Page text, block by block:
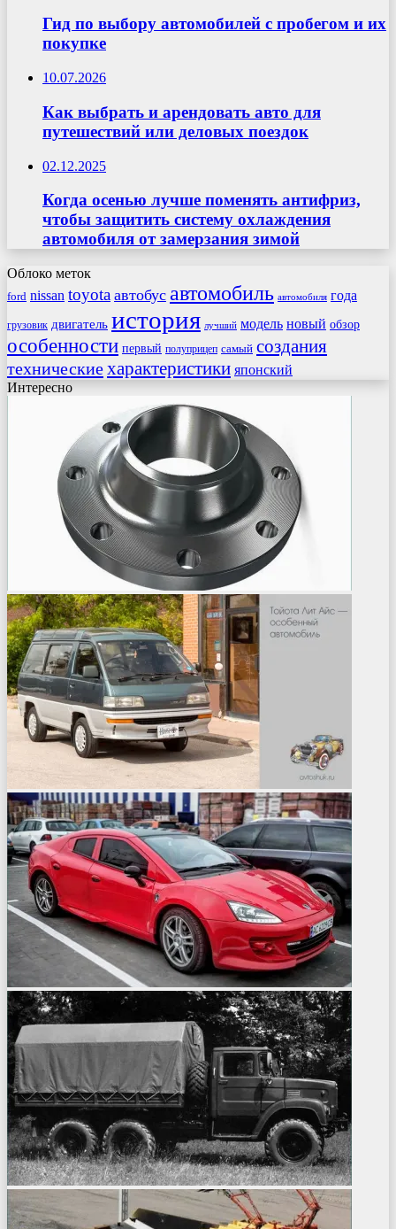
Гид по выбору автомобилей с пробегом и их
покупке
10.07.2026
Как выбрать и арендовать авто для
путешествий или деловых поездок
02.12.2025
Когда осенью лучше поменять антифриз,
чтобы защитить систему охлаждения
автомобиля от замерзания зимой
Облоко меток
ford nissan toyota автобус автомобиль автомобиля года
грузовик двигатель история лучший модель новый обзор
особенности первый полуприцеп самый создания
техническиехарактеристики японский
Интересно